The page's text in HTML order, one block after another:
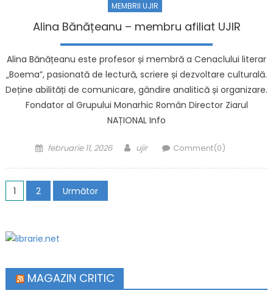
MEMBRII UJIR
Alina Bănățeanu – membru afiliat UJIR
Alina Bănățeanu este profesor și membră a Cenaclului literar
„Boema”, pasionată de lectură, scriere și dezvoltare culturală.
Deține abilități de comunicare, gândire analitică și organizare.
Fondator al Grupului Monarhic Român Director Ziarul
NAȚIONAL Info
Posted on
februarie 11, 2026 Author
ujir Comment(0)
Navigare în articole
1 2 Următor
MAGAZIN CRITIC